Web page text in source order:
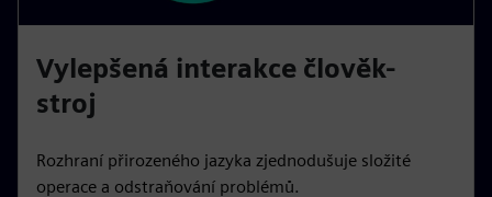
Vylepšená interakce člověk-
stroj
Rozhraní přirozeného jazyka zjednodušuje složité
operace a odstraňování problémů.